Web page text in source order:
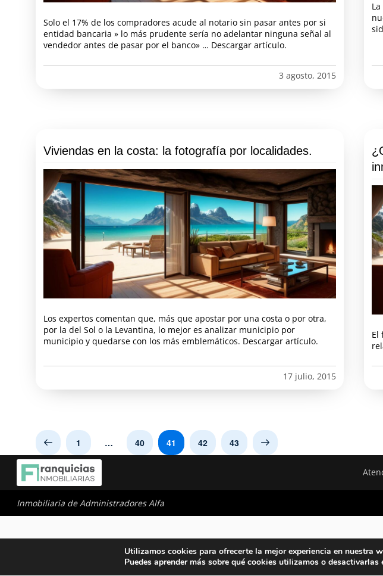
Solo el 17% de los compradores acude al notario sin pasar antes por si
entidad bancaria » lo más prudente sería no adelantar ninguna señal al
vendedor antes de pasar por el banco» … Descargar artículo.
3 agosto, 2015
Viviendas en la costa: la fotografía por localidades.
Los expertos comentan que, más que apostar por una costa o por otra,
por la del Sol o la Levantina, lo mejor es analizar municipio por
municipio y quedarse con los más emblemáticos. Descargar artículo.
17 julio, 2015
El
Prev 1 … 40 41 42 43 Next
Inmobiliaria de Administradores Alfa
Utilizamos cookies para ofrecerte la mejor experiencia en nuestra
Puedes aprender más sobre qué cookies utilizamos o